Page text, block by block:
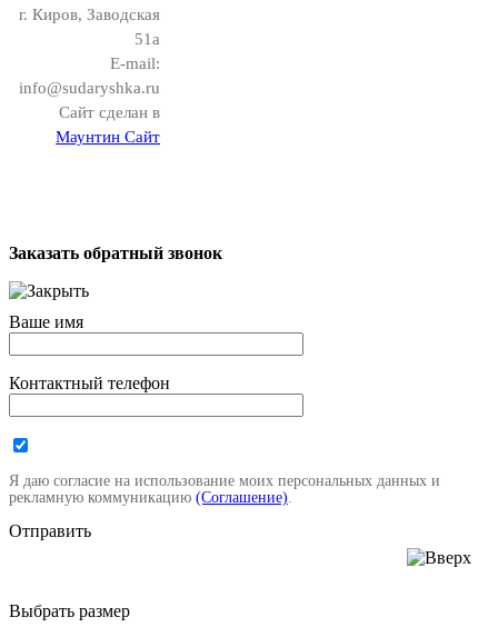
г. Киров, Заводская
51а
E-mail:
info@sudaryshka.ru
Сайт сделан в
Маунтин Сайт
Заказать обратный звонок
Ваше имя
Контактный телефон
Я даю согласие на использование моих персональных данных и
рекламную коммуникацию (Соглашение)
Отправить
Выбрать размер